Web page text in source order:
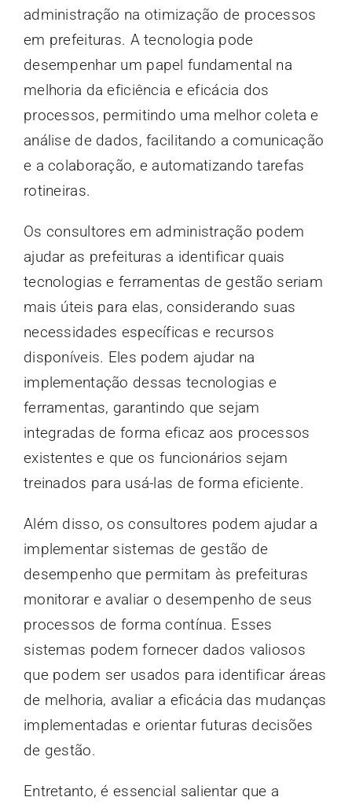
administração na otimização de processos
em prefeituras. A tecnologia pode
desempenhar um papel fundamental na
melhoria da eficiência e eficácia dos
processos, permitindo uma melhor coleta e
análise de dados, facilitando a comunicação
e a colaboração, e automatizando tarefas
rotineiras.
Os consultores em administração podem
ajudar as prefeituras a identificar quais
tecnologias e ferramentas de gestão seriam
mais úteis para elas, considerando suas
necessidades específicas e recursos
disponíveis. Eles podem ajudar na
implementação dessas tecnologias e
ferramentas, garantindo que sejam
integradas de forma eficaz aos processos
existentes e que os funcionários sejam
treinados para usá-las de forma eficiente.
Além disso, os consultores podem ajudar a
implementar sistemas de gestão de
desempenho que permitam às prefeituras
monitorar e avaliar o desempenho de seus
processos de forma contínua. Esses
sistemas podem fornecer dados valiosos
que podem ser usados para identificar áreas
de melhoria, avaliar a eficácia das mudanças
implementadas e orientar futuras decisões
de gestão.
Entretanto, é essencial salientar que a